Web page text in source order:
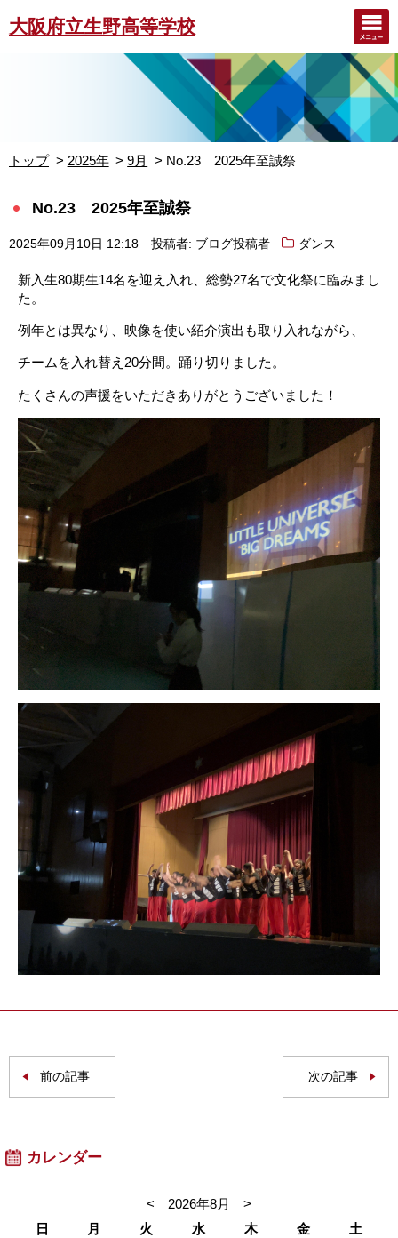
大阪府立生野高等学校
トップ 2025年 9月 No.23 2025年至誠祭
No.23 2025年至誠祭
2025年09月10日 12:18 投稿者: ブログ投稿者 ダンス
新入生80期生14名を迎え入れ、総勢27名で文化祭に臨みまし
た。
例年とは異なり、映像を使い紹介演出も取り入れながら、
チームを入れ替え20分間。踊り切りました。
たくさんの声援をいただきありがとうございました！
前の記事 次の記事
カレンダー
< 2026年8月
>
日
月 火 水 木 金
土